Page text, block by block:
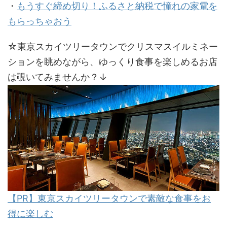
・ もうすぐ締め切り！ふるさと納税で憧れの家電を
もらっちゃおう
☆東京スカイツリータウンでクリスマスイルミネー
ションを眺めながら、ゆっくり食事を楽しめるお店
は覗いてみませんか？↓
【PR】東京スカイツリータウンで素敵な食事をお
得に楽しむ